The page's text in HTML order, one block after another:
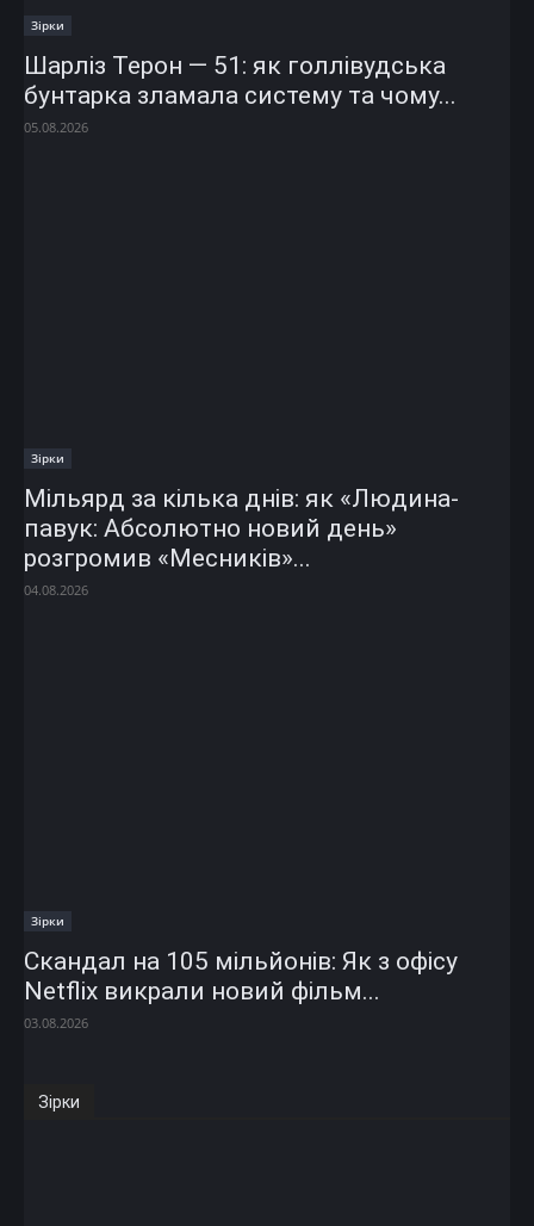
Зірки
Шарліз Терон — 51: як голлівудська
бунтарка зламала систему та чому...
05.08.2026
Зірки
Мільярд за кілька днів: як «Людина-
павук: Абсолютно новий день»
розгромив «Месників»...
04.08.2026
Зірки
Скандал на 105 мільйонів: Як з офісу
Netflix викрали новий фільм...
03.08.2026
Зірки